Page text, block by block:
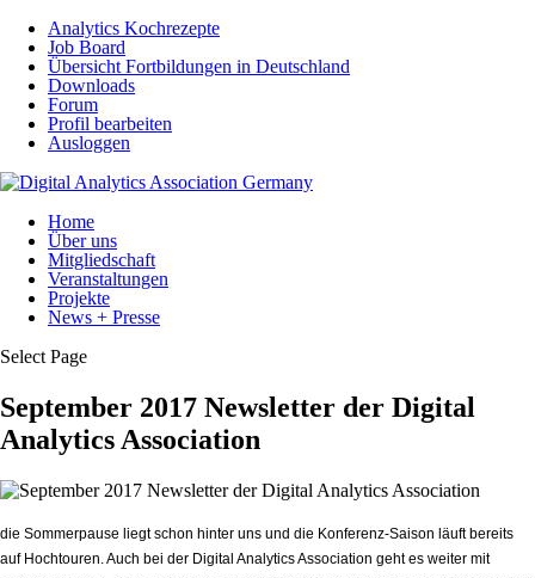
Analytics Kochrezepte
Job Board
Übersicht Fortbildungen in Deutschland
Downloads
Forum
Profil bearbeiten
Ausloggen
Home
Über uns
Mitgliedschaft
Veranstaltungen
Projekte
News + Presse
Select Page
September 2017 Newsletter der Digital
Analytics Association
die Sommerpause liegt schon hinter uns und die Konferenz-Saison läuft bereits
auf Hochtouren. Auch bei der Digital Analytics Association geht es weiter mit